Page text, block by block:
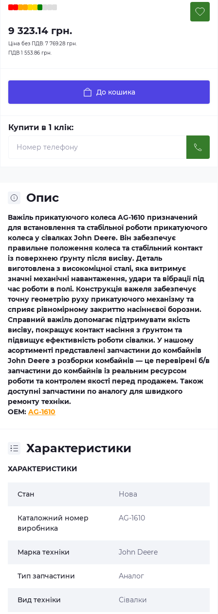
9 323.14 грн.
Ціна без ПДВ: 7 769.28 грн.
ПДВ 1 553.86 грн.
До кошика
Купити в 1 клік:
Опис
Важіль прикатуючого колеса AG-1610 призначений
для встановлення та стабільної роботи прикатуючого
колеса у сівалках John Deere. Він забезпечує
правильне положення колеса та стабільний контакт
із поверхнею ґрунту після висіву. Деталь
виготовлена з високоміцної сталі, яка витримує
значні механічні навантаження, удари та вібрації під
час роботи в полі. Конструкція важеля забезпечує
точну геометрію руху прикатуючого механізму та
сприяє рівномірному закриттю насіннєвої борозни.
Справний важіль допомагає підтримувати якість
висіву, покращує контакт насіння з ґрунтом та
підвищує ефективність роботи сівалки. У нашому
асортименті представлені запчастини до комбайнів
John Deere з розборки комбайнів — це перевірені б/в
запчастини до комбайнів із реальним ресурсом
роботи та контролем якості перед продажем. Також
доступні запчастини по аналогу для швидкого
ремонту техніки.
OEM: AG-1610
Характеристики
ХАРАКТЕРИСТИКИ
Стан Нова
Каталожний номер
виробника
AG-1610
Марка техніки John Deere
Тип запчастини Аналог
Вид техніки Сівалки